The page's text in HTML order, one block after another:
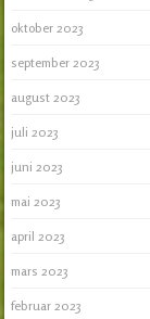
oktober 2023
september 2023
august 2023
juli 2023
juni 2023
mai 2023
april 2023
mars 2023
februar 2023